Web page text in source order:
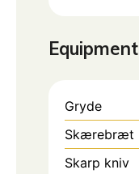
Equipment
Gryde
Skærebræt
Skarp kniv